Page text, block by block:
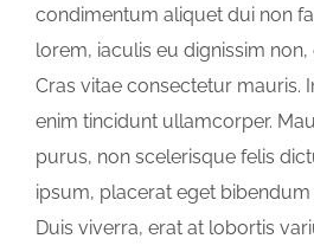
condimentum aliquet dui non
lorem, iaculis eu dignissim
Cras vitae consectetur mauris.
enim tincidunt ullamcorper.
purus, non scelerisque felis
ipsum, placerat eget bibendum
Duis viverra, erat at lobortis